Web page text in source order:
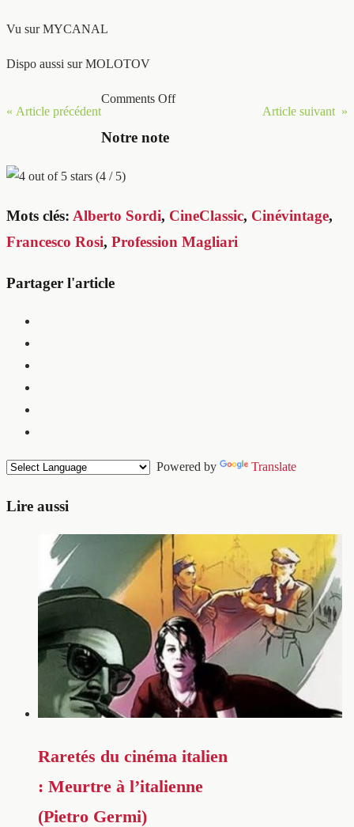
Vu sur MYCANAL
Dispo aussi sur MOLOTOV
« Article précédent Article suivant »
Comments Off
Notre note
(4 / 5)
Mots clés: Alberto Sordi, CineClassic, Cinévintage,
Francesco Rosi, Profession Magliari
Partager l'article
Powered by Translate
Lire aussi
Raretés du cinéma italien
: Meurtre à l’italienne
(Pietro Germi)